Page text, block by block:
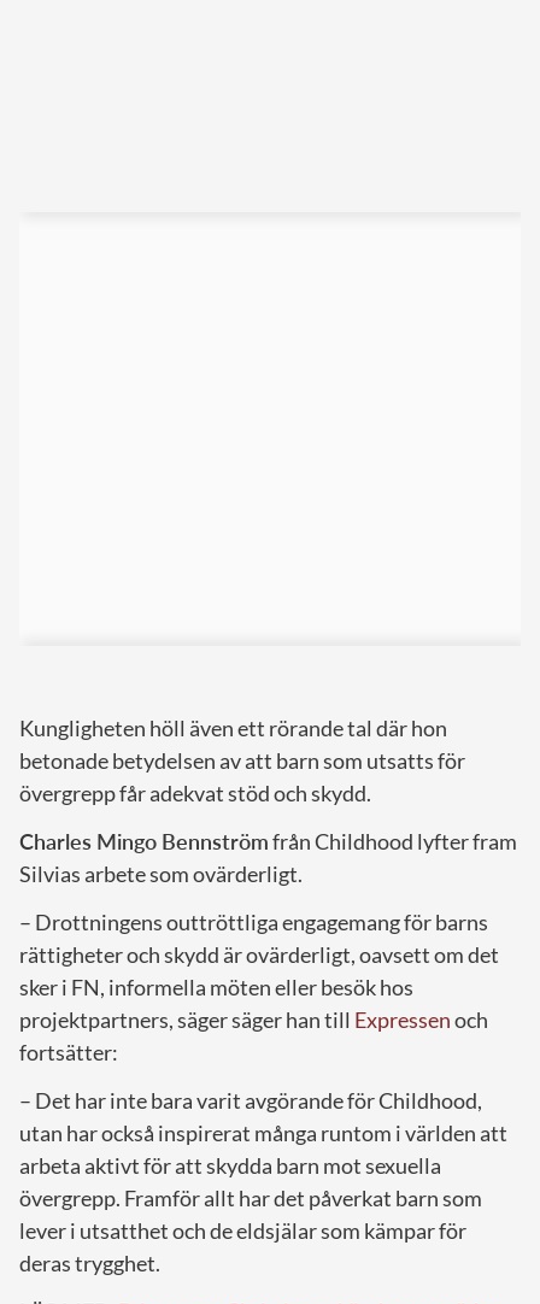
Kungligheten höll även ett rörande tal där hon
betonade betydelsen av att barn som utsatts för
övergrepp får adekvat stöd och skydd.
Charles Mingo Bennströmfrån Childhood lyfter fram
Silvias arbete som ovärderligt.
– Drottningens outtröttliga engagemang för barns
rättigheter och skydd är ovärderligt, oavsett om det
sker i FN, informella möten eller besök hos
projektpartners, säger säger han till Expressenoch
fortsätter:
– Det har inte bara varit avgörande för Childhood,
utan har också inspirerat många runtom i världen att
arbeta aktivt för att skydda barn mot sexuella
övergrepp. Framför allt har det påverkat barn som
lever i utsatthet och de eldsjälar som kämpar för
deras trygghet.